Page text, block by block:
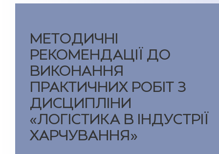
МЕТОДИЧНІ
РЕКОМЕНДАЦІЇ ДО
ВИКОНАННЯ
ПРАКТИЧНИХ РОБІТ З
ДИСЦИПЛІНИ
«ЛОГІСТИКА В ІНДУСТРІЇ
ХАРЧУВАННЯ»